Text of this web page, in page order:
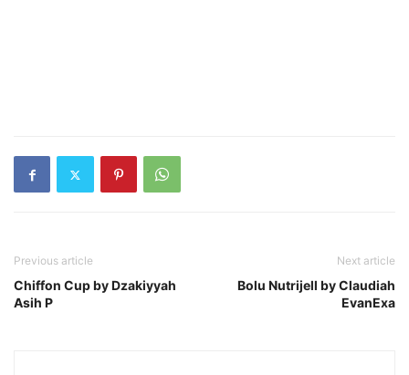
Previous article
Chiffon Cup by Dzakiyyah
Asih P
Next article
Bolu Nutrijell by Claudiah
EvanExa